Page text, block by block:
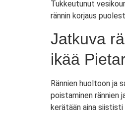
Tukkeutunut
rännin korjaus
Jatkuva
ikää
Rännien huoltoon ja
poistaminen rännien
kerätään aina